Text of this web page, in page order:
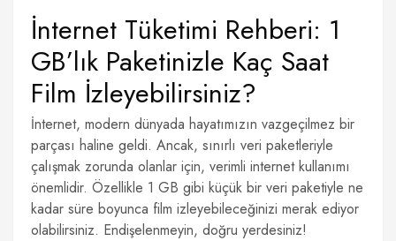
İnternet Tüketimi Rehberi: 1
GB’lık Paketinizle Kaç Saat
Film İzleyebilirsiniz?
İnternet, modern dünyada hayatımızın vazgeçilmez bir
parçası haline geldi. Ancak, sınırlı veri paketleriyle
çalışmak zorunda olanlar için, verimli internet kullanımı
önemlidir. Özellikle 1 GB gibi küçük bir veri paketiyle ne
kadar süre boyunca film izleyebileceğinizi merak ediyor
olabilirsiniz. Endişelenmeyin, doğru yerdesiniz!